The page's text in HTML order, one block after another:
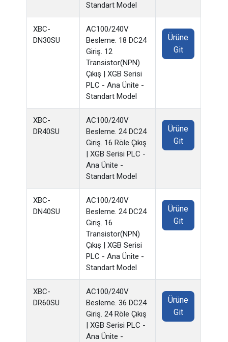
Standart Model
XBC-
DN30SU
AC100/240V
Besleme. 18 DC24
Giriş. 12
Transistor(NPN)
Çıkış | XGB Serisi
PLC - Ana Ünite -
Standart Model
Ürüne
Git
XBC-
DR40SU
AC100/240V
Besleme. 24 DC24
Giriş. 16 Röle Çıkış
| XGB Serisi PLC -
Ana Ünite -
Standart Model
Ürüne
Git
XBC-
DN40SU
AC100/240V
Besleme. 24 DC24
Giriş. 16
Transistor(NPN)
Çıkış | XGB Serisi
PLC - Ana Ünite -
Standart Model
Ürüne
Git
XBC-
DR60SU
AC100/240V
Besleme. 36 DC24
Giriş. 24 Röle Çıkış
| XGB Serisi PLC -
Ana Ünite -
Ürüne
Git